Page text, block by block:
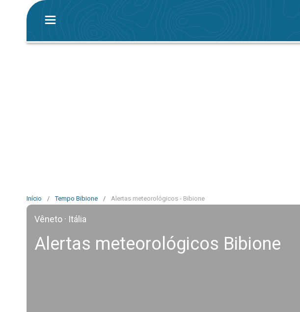
Início / Tempo Bibione / Alertas meteorológicos - Bibione
Vêneto · Itália
Alertas meteorológicos Bibione